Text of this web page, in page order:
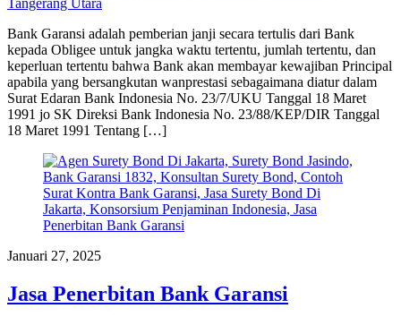
Bank Garansi adalah pemberian janji secara tertulis dari Bank
kepada Obligee untuk jangka waktu tertentu, jumlah tertentu, dan
keperluan tertentu bahwa Bank akan membayar kewajiban Principal
apabila yang bersangkutan wanprestasi sebagaimana diatur dalam
Surat Edaran Bank Indonesia No. 23/7/UKU Tanggal 18 Maret
1991 jo SK Direksi Bank Indonesia No. 23/88/KEP/DIR Tanggal
18 Maret 1991 Tentang […]
Januari 27, 2025
Jasa Penerbitan Bank Garansi